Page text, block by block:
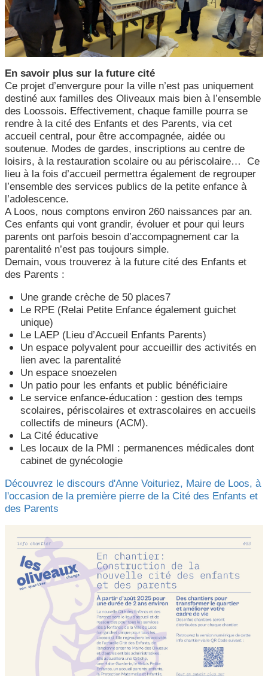
En savoir plus sur la future cité
Ce projet d’envergure pour la ville n’est pas uniquement
destiné aux familles des Oliveaux mais bien à l’ensemble
des Loossois. Effectivement, chaque famille pourra se
rendre à la cité des Enfants et des Parents, via cet
accueil central, pour être accompagnée, aidée ou
soutenue. Modes de gardes, inscriptions au centre de
loisirs, à la restauration scolaire ou au périscolaire… Ce
lieu à la fois d’accueil permettra également de regrouper
l’ensemble des services publics de la petite enfance à
l’adolescence.
A Loos, nous comptons environ 260 naissances par an.
Ces enfants qui vont grandir, évoluer et pour qui leurs
parents ont parfois besoin d’accompagnement car la
parentalité n’est pas toujours simple.
Demain, vous trouverez à la future cité des Enfants et
des Parents :
Une grande crèche de 50 places7
Le RPE (Relai Petite Enfance également guichet
unique)
Le LAEP (Lieu d’Accueil Enfants Parents)
Un espace polyvalent pour accueillir des activités en
lien avec la parentalité
Un espace snoezelen
Un patio pour les enfants et public bénéficiaire
Le service enfance-éducation : gestion des temps
scolaires, périscolaires et extrascolaires en accueils
collectifs de mineurs (ACM).
La Cité éducative
Les locaux de la PMI : permanences médicales dont
cabinet de gynécologie
Découvrez le discours d'Anne Voituriez, Maire de Loos, à
l'occasion de la première pierre de la Cité des Enfants et
des Parents